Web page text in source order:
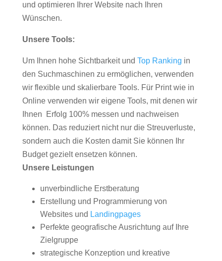
und optimieren Ihrer Website nach Ihren
Wünschen.
Unsere Tools:
Um Ihnen hohe Sichtbarkeit und Top Ranking in
den Suchmaschinen zu ermöglichen, verwenden
wir flexible und skalierbare Tools. Für Print wie in
Online verwenden wir eigene Tools, mit denen wir
Ihnen Erfolg 100% messen und nachweisen
können. Das reduziert nicht nur die Streuverluste,
sondern auch die Kosten damit Sie können Ihr
Budget gezielt ensetzen können.
Unsere Leistungen
unverbindliche Erstberatung
Erstellung und Programmierung von
Websites und Landingpages
Perfekte geografische Ausrichtung auf Ihre
Zielgruppe
strategische Konzeption und kreative